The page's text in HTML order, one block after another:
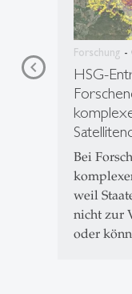
Forschung -
HSG-
Bei
weil
nicht zur
oder